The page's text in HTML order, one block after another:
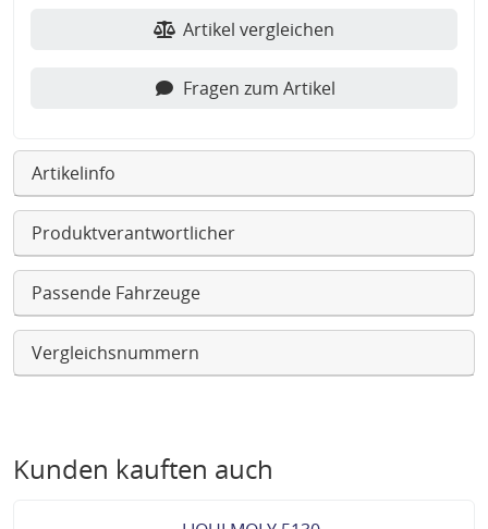
Artikel vergleichen
Fragen zum Artikel
Artikelinfo
Produktverantwortlicher
Passende Fahrzeuge
Vergleichsnummern
Kunden kauften auch